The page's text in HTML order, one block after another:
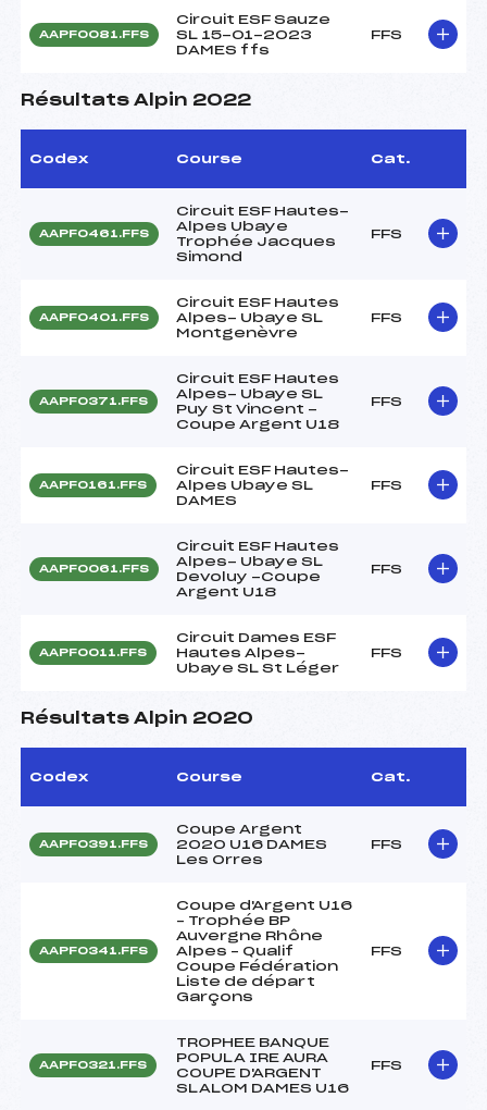
AAPF0081.FFS
Circuit ESF Sauze
SL 15-01-2023
DAMES ffs
FFS
Résultats Alpin 2022
Codex Course Cat.
AAPF0461.FFS
Circuit ESF Hautes-
Alpes Ubaye
Trophée Jacques
Simond
FFS
AAPF0401.FFS
Circuit ESF Hautes
Alpes- Ubaye SL
Montgenèvre
FFS
AAPF0371.FFS
Circuit ESF Hautes
Alpes- Ubaye SL
Puy St Vincent -
Coupe Argent U18
FFS
AAPF0161.FFS
Circuit ESF Hautes-
Alpes Ubaye SL
DAMES
FFS
AAPF0061.FFS
Circuit ESF Hautes
Alpes- Ubaye SL
Devoluy -Coupe
Argent U18
FFS
AAPF0011.FFS
Circuit Dames ESF
Hautes Alpes-
Ubaye SL St Léger
FFS
Résultats Alpin 2020
Codex Course Cat.
AAPF0391.FFS
Coupe Argent
2020 U16 DAMES
Les Orres
FFS
AAPF0341.FFS
Coupe d'Argent U16
– Trophée BP
Auvergne Rhône
Alpes – Qualif
Coupe Fédération
Liste de départ
Garçons
FFS
AAPF0321.FFS
TROPHEE BANQUE
POPULA IRE AURA
COUPE D'ARGENT
SLALOM DAMES U16
FFS